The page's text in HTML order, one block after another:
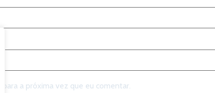
a próxima vez que eu comentar.